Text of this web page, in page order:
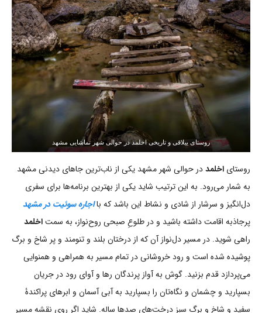
روستای ییلاقی و تاریخی اخلمد در حوالی شهر تماشایی مشهد
روستای اخلمددر حوالی شهر مشهد یکی از ناب‌ترین جاهای دیدنی مشهد
به شمار می‌رود. به این ترتیب شاید یکی از بهترین برنامه‌ها برای سفری
دل‌انگیز و سرشار از شادی و نشاط این باشد که بااجاره سوئیت در مشهد
پرجاذبه اقامت داشته باشید و در طلوعِ صبحی روح‌نواز، به سمتاخلمد
راهی شوید. در مسیر دل‌نواز آن که از درختان بلند و تنومند و پر شاخ و برگ
پوشیده شده است و رود خروشانی در تمام مسیر به همراهی و همنوایی
می‌پردازد قدم بزنید. گوش به آواز پرندگان رها و آوای رود در جریان
بسپارید و چشمان و نگاه‌تان را بسپارید به آبی آسمان و ابرهای پراکندۀ
سفید و شاخ و برگ سبز درخت‌های صدها ساله. شاید اگر روی نقشه مسیر